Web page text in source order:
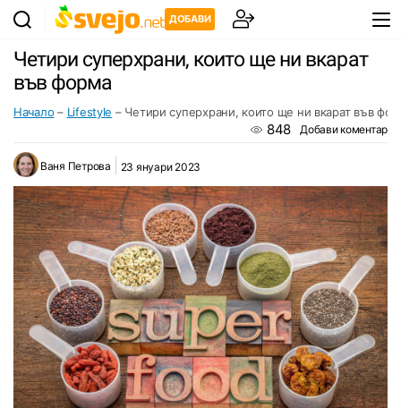
ДОБАВИ
Четири суперхрани, които ще ни вкарат
във форма
Начало – Lifestyle – Четири суперхрани, които ще ни вкарат във
848 Добави коментар
Ваня Петрова 23 януари 2023